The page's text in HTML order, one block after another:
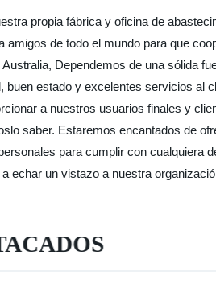
propia fábrica y oficina de
de todo el mundo para que
Dependemos de una sólida
estado y excelentes servicios al
a nuestros usuarios finales y
saber. Estaremos encantados de
para cumplir con cualquiera
echar un vistazo a nuestra